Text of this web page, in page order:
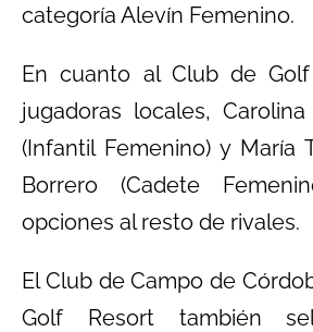
categoría Alevín Femenino.
En cuanto al Club de
jugadoras locales,
(Infantil Femenino) y María
Borrero (Cadete
opciones al resto de rivales.
El Club de Campo de
Golf Resort también